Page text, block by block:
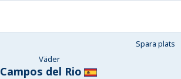
Spara plats
Väder
Campos del Rio